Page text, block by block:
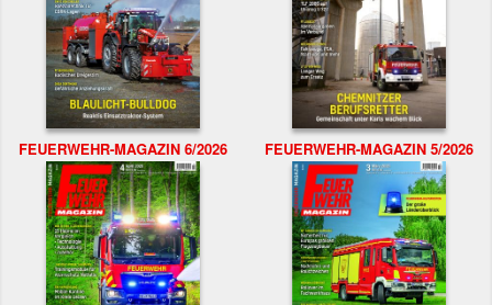
FEUERWEHR-MAGAZIN 6/2026 FEUERWEHR-MAGAZIN 5/2026